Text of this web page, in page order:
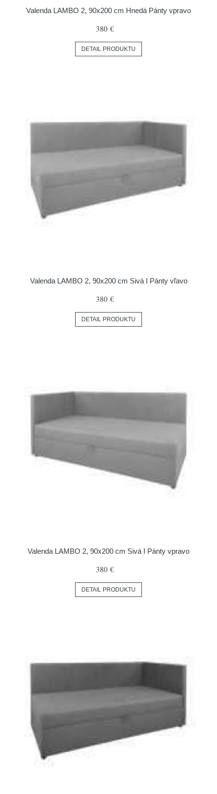
Valenda LAMBO 2, 90x200 cm Hnedá Pánty vpravo
380 €
DETAIL PRODUKTU
Valenda LAMBO 2, 90x200 cm Sivá I Pánty vľavo
380 €
DETAIL PRODUKTU
Valenda LAMBO 2, 90x200 cm Sivá I Pánty vpravo
380 €
DETAIL PRODUKTU